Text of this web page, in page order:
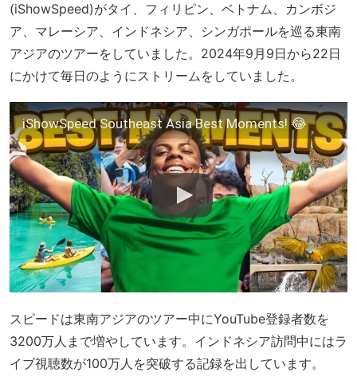
(iShowSpeed)がタイ、フィリピン、ベトナム、カンボジ
ア、マレーシア、インドネシア、シンガポールを巡る東南
アジアのツアーをしていました。2024年9月9日から22日
にかけて毎日のようにストリームをしていました。
iShowSpeed Southeast Asia Best Moments! 😂
スピードは東南アジアのツアー中にYouTube登録者数を
3200万人まで増やしています。インドネシア訪問中にはラ
イブ視聴数が100万人を突破する記録を出しています。